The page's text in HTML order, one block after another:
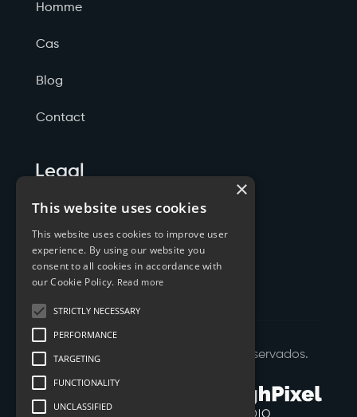
Homme
Cas
Blog
Contact
Legal
Politicas de Privacidade
Termos de Serviço
Cookies
©2026XTYL - Todos os Direitos Reservados.
×
This website uses cookies
This website uses cookies to improve user
experience. By using our website you
consent to all cookies in accordance with
our Cookie Policy. Read more
STRICTLY NECESSARY
PERFORMANCE
TARGETING
FUNCTIONALITY
UNCLASSIFIED